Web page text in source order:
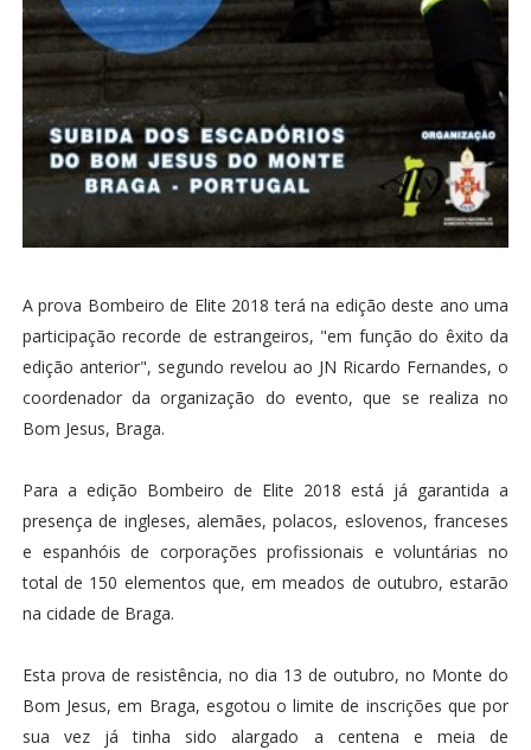
A prova Bombeiro de Elite 2018 terá na edição deste ano uma
participação recorde de estrangeiros, "em função do êxito da
edição anterior", segundo revelou ao JN Ricardo Fernandes, o
coordenador da organização do evento, que se realiza no
Bom Jesus, Braga.
Para a edição Bombeiro de Elite 2018 está já garantida a
presença de ingleses, alemães, polacos, eslovenos, franceses
e espanhóis de corporações profissionais e voluntárias no
total de 150 elementos que, em meados de outubro, estarão
na cidade de Braga.
Esta prova de resistência, no dia 13 de outubro, no Monte do
Bom Jesus, em Braga, esgotou o limite de inscrições que por
sua vez já tinha sido alargado a centena e meia de